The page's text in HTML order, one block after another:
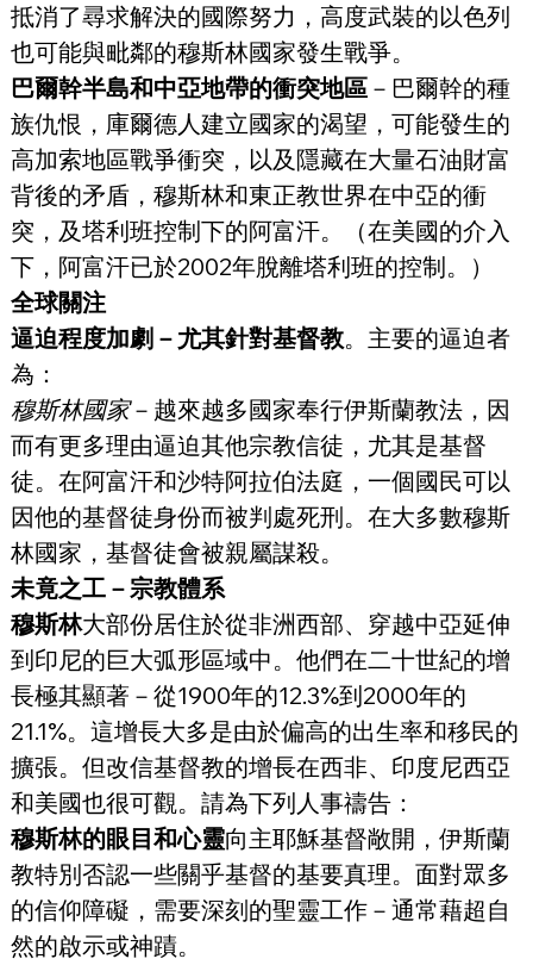
抵消了尋求解決的國際努力，高度武裝的以色列
也可能與毗鄰的穆斯林國家發生戰爭。
巴爾幹半島和中亞地帶的衝突地區－巴爾幹的種
族仇恨，庫爾德人建立國家的渴望，可能發生的
高加索地區戰爭衝突，以及隱藏在大量石油財富
背後的矛盾，穆斯林和東正教世界在中亞的衝
突，及塔利班控制下的阿富汗。（在美國的介入
下，阿富汗已於2002年脫離塔利班的控制。）
全球關注
逼迫程度加劇－尤其針對基督教。主要的逼迫者
為：
穆斯林國家－越來越多國家奉行伊斯蘭教法，因
而有更多理由逼迫其他宗教信徒，尤其是基督
徒。在阿富汗和沙特阿拉伯法庭，一個國民可以
因他的基督徒身份而被判處死刑。在大多數穆斯
林國家，基督徒會被親屬謀殺。
未竟之工－宗教體系
穆斯林大部份居住於從非洲西部、穿越中亞延伸
到印尼的巨大弧形區域中。他們在二十世紀的增
長極其顯著－從1900年的12.3%到2000年的
21.1%。這增長大多是由於偏高的出生率和移民的
擴張。但改信基督教的增長在西非、印度尼西亞
和美國也很可觀。請為下列人事禱告：
穆斯林的眼目和心靈向主耶穌基督敞開，伊斯蘭
教特別否認一些關乎基督的基要真理。面對眾多
的信仰障礙，需要深刻的聖靈工作－通常藉超自
然的啟示或神蹟。